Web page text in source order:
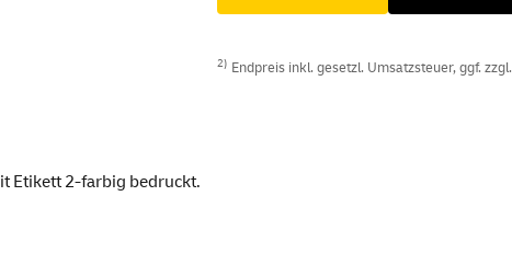
2) Endpreis inkl. gesetzl. Umsatzsteuer, ggf. zzgl.
Etikett 2-farbig bedruckt.